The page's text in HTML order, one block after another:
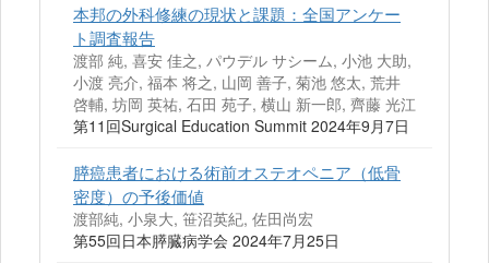
本邦の外科修練の現状と課題：全国アンケー
ト調査報告
渡部 純, 喜安 佳之, パウデル サシーム, 小池 大助,
小渡 亮介, 福本 将之, 山岡 善子, 菊池 悠太, 荒井
啓輔, 坊岡 英祐, 石田 苑子, 横山 新一郎, 齊藤 光江
第11回Surgical Education Summit 2024年9月7日
膵癌患者における術前オステオペニア（低骨
密度）の予後価値
渡部純, 小泉大, 笹沼英紀, 佐田尚宏
第55回日本膵臓病学会 2024年7月25日